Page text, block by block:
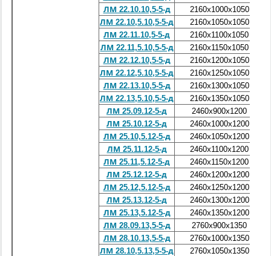
ЛМ 22.10.10,5-5-д
2160х1000х1050
ЛМ 22.10,5.10,5-5-д
2160х1050х1050
ЛМ 22.11.10,5-5-д
2160х1100х1050
ЛМ 22.11,5.10,5-5-д
2160х1150х1050
ЛМ 22.12.10,5-5-д
2160х1200х1050
ЛМ 22.12,5.10,5-5-д
2160х1250х1050
ЛМ 22.13.10,5-5-д
2160х1300х1050
ЛМ 22.13,5.10,5-5-д
2160х1350х1050
ЛМ 25.09.12-5-д
2460х900х1200
ЛМ 25.10.12-5-д
2460х1000х1200
ЛМ 25.10,5.12-5-д
2460х1050х1200
ЛМ 25.11.12-5-д
2460х1100х1200
ЛМ 25.11,5.12-5-д
2460х1150х1200
ЛМ 25.12.12-5-д
2460х1200х1200
ЛМ 25.12,5.12-5-д
2460х1250х1200
ЛМ 25.13.12-5-д
2460х1300х1200
ЛМ 25.13,5.12-5-д
2460х1350х1200
ЛМ 28.09.13,5-5-д
2760х900х1350
ЛМ 28.10.13,5-5-д
2760х1000х1350
ЛМ 28.10,5.13,5-5-д
2760х1050х1350